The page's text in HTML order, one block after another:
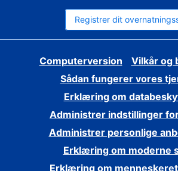
Registrer dit
Computerversion
Vilkår og
Sådan fungerer vores
Erklæring om
Administrer indstillinger
Administrer personlige
Erklæring om moderne
Erklæring om